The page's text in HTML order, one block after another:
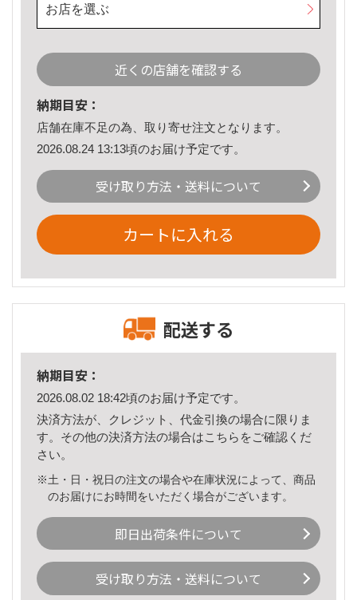
お店を選ぶ
近くの店舗を確認する
納期目安：
店舗在庫不足の為、取り寄せ注文となります。
2026.08.24 13:13頃のお届け予定です。
受け取り方法・送料について
カートに入れる
配送する
納期目安：
2026.08.02 18:42頃のお届け予定です。
決済方法が、クレジット、代金引換の場合に限りま
す。その他の決済方法の場合はこちら をご確認くだ
さい。
※土・日・祝日の注文の場合や在庫状況によって、商品
のお届けにお時間をいただく場合がございます。
即日出荷条件について
受け取り方法・送料について